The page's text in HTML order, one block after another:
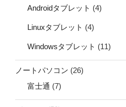
Androidタブレット (4)
Linuxタブレット (4)
Windowsタブレット (11)
ノートパソコン (26)
富士通 (7)